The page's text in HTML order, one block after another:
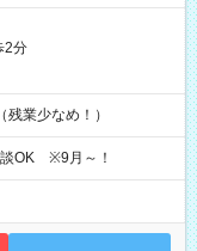
2分
業少なめ！）
OK ※9月～！